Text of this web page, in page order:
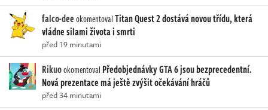
falco-deeokomentovalTitan Quest 2 dostává novou třídu, která
vládne silami života i smrti
před 19 minutami
Rikuookomentoval Předobjednávky GTA 6 jsou bezprecedentní.
Nová prezentace má ještě zvýšit očekávání hráčů
před 34 minutami